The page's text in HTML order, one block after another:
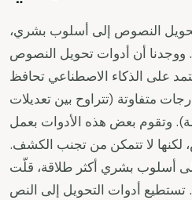
مختلفة لتحويل النصوص إلى أسلوب بشري،
ووجدنا أن أدوات تحويل النصوص
على الذكاء الاصطناعي تحافظ
متفاوتة (تتراوح بين تعديلات
وتقوم بعض هذه الأدوات بعمل
لكنها لا تتمكن من تجنب الكشف.
أسلوب بشري أكثر طلاقة، قلّت
تستطيع أدوات التحويل إلى النص